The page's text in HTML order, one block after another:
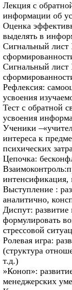
Лекция с
информации об
Оценка
выделять в
Сигнальный
Сигнальный
Рефлексия:
усвоения
Тест с обратной
усвоения
Ученики
интереса к
психических
Цепочка:
интенсификация,
Выступление :
аналитично,
Диспут:
формулировать
стрессовой
Ролевая игра:
(структура
т.д.)
»Коноп»:
менеджерских